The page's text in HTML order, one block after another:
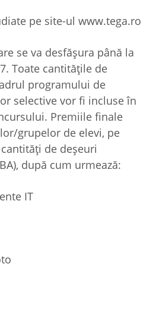
pe site-ul www.tega.ro
se va desfășura până la
Toate cantitățile de
programului de
selective vor fi incluse în
Premiile finale
grupelor de elevi, pe
de deşeuri
după cum urmează:
IT